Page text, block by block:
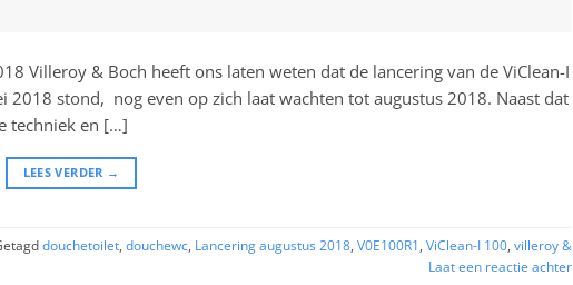
Villeroy & Boch heeft ons laten weten dat de lancering van de ViClean-I
2018 stond, nog even op zich laat wachten tot augustus 2018. Naast dat
techniek en […]
LEES VERDER →
douchetoilet, douchewc, Lancering augustus 2018, V0E100R1, ViClean-I 100, villeroy &
Laat een reactie achter